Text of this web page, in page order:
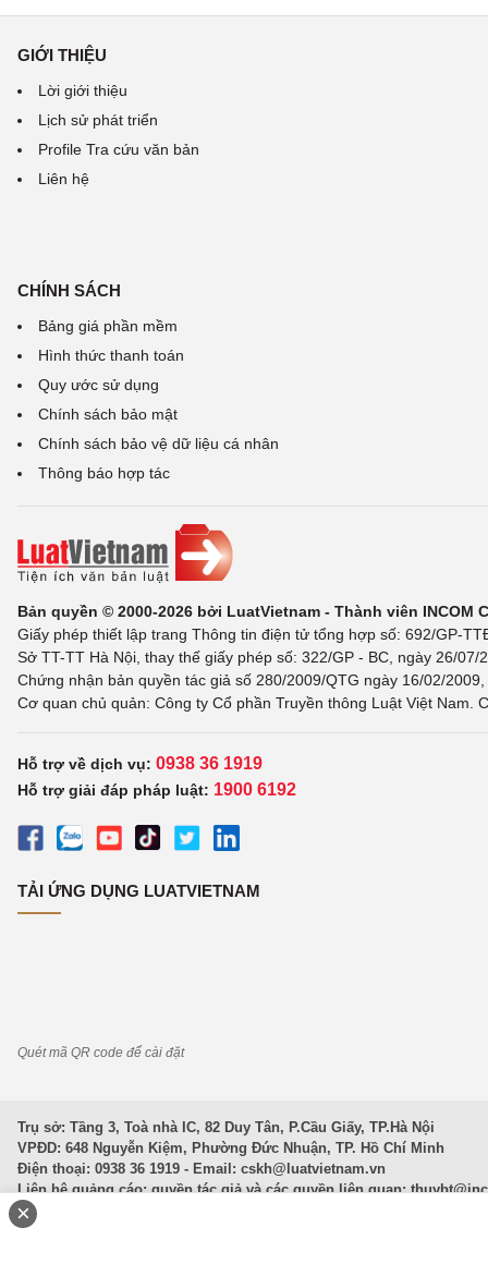
GIỚI THIỆU
Lời giới thiệu
Lịch sử phát triển
Profile Tra cứu văn bản
Liên hệ
CHÍNH SÁCH
Bảng giá phần mềm
Hình thức thanh toán
Quy ước sử dụng
Chính sách bảo mật
Chính sách bảo vệ dữ liệu cá nhân
Thông báo hợp tác
Bản quyền © 2000-2026 bởi LuatVietnam - Thành viên INCOM
Giấy phép thiết lập trang Thông tin điện tử tổng hợp số: 692/GP-
Sở TT-TT Hà Nội, thay thế giấy phép số: 322/GP - BC, ngày 26/
Chứng nhận bản quyền tác giả số 280/2009/QTG ngày 16/02/
Cơ quan chủ quản: Công ty Cổ phần Truyền thông Luật Việt Nam.
Hỗ trợ về dịch vụ: 0938 36 1919
Hỗ trợ giải đáp pháp luật: 1900 6192
TẢI ỨNG DỤNG LUATVIETNAM
Quét mã QR code để cài đặt
Trụ sở: Tầng 3, Toà nhà IC, 82 Duy Tân, P.Cầu Giấy, TP.Hà Nội
VPĐD: 648 Nguyễn Kiệm, Phường Đức Nhuận, TP. Hồ Chí Minh
Điện thoại: 0938 36 1919 - Email: cskh@luatvietnam.vn
Liên hệ quảng cáo; quyền tác giả và các quyền liên quan:
Văn Bản Pháp Luật
×